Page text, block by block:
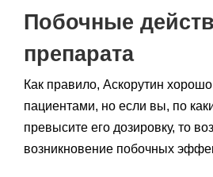
Побочные
препарата
Как правило, Аскорутин
пациентами, но если вы, по
превысите его дозировку, то
возникновение побочных